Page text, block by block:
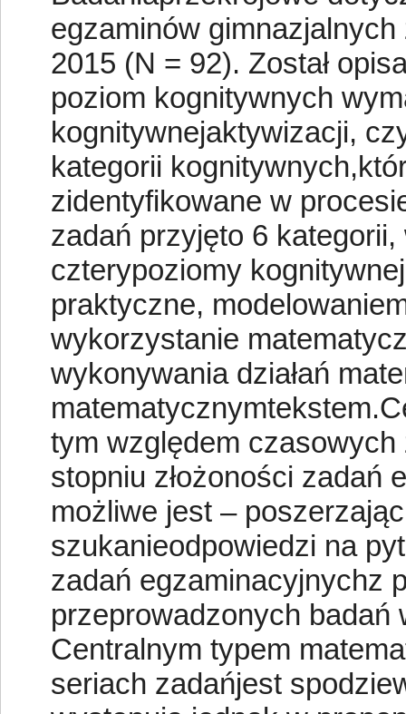
egzaminów
2015 (N = 92). Został
poziom kognitywnych
kognitywnejaktywizacji,
kategorii
zidentyfikowane w
zadań przyjęto 6
czterypoziomy
praktyczne,
wykorzystanie
wykonywania działań
tym względem
stopniu złożoności zadań
możliwe jest –
szukanieodpowiedzi na
zadań egzaminacyjnychz
przeprowadzonych badań
Centralnym typem
seriach zadańjest